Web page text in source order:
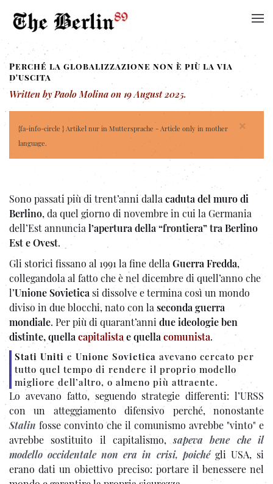
Perché la globalizzazione non è più la via
d'uscita
Written by Paolo Molina on 19 August 2025.
×
{fa-info-circle } Artikel nur in Muttersprache - Article only in mother
language.
Sono passati più di trent’anni dalla caduta del muro di
Berlino, da quel giorno di novembre in cui la Germania
dell’Est annuncia l’apertura della “frontiera” tra Berlino
Est e Ovest.
Gli storici fissano al 1991 la fine della Guerra Fredda,
collegandola al fatto che è nel dicembre di quell’anno che
l’Unione Sovietica si dissolve e termina così un mondo
diviso in due blocchi, nato con la seconda guerra
mondiale. Per più di quarant’anni due ideologie ben
distinte, quella capitalista e quella comunista.
Stati Uniti e Unione Sovietica avevano cercato per
tutto quel tempo di rendere il proprio modello
migliore dell’altro, o almeno più attraente.
Lo avevano fatto, seguendo strategie differenti: l’URSS
con un atteggiamento difensivo perché, nonostante
Stalin fosse convinto che il comunismo avrebbe "vinto" e
avrebbe sostituito il capitalismo,sapeva bene che il
modello occidentale non era in crisi, poichégli USA, si
erano dati un obiettivo preciso: portare il benessere nel